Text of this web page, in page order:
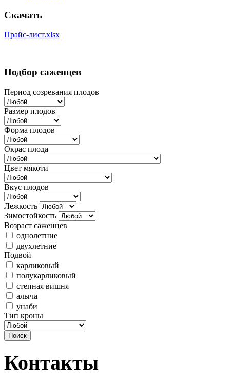
Скачать
Прайс-лист.xlsx
Подбор саженцев
Период созревания плодов
Размер плодов
Форма плодов
Окрас плода
Цвет мякоти
Вкус плодов
Лежкость
Зимостойкость
Возраст саженцев
однолетние
двухлетние
Подвой
карликовый
полукарликовый
степная вишня
алыча
унаби
Тип кроны
Контакты